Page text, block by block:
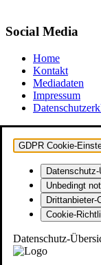
Social Media
Home
Kontakt
Mediadaten
Impressum
GDPR Cookie-
Unbedingt
Drittanbieter-
Cookie-
Datenschutz-